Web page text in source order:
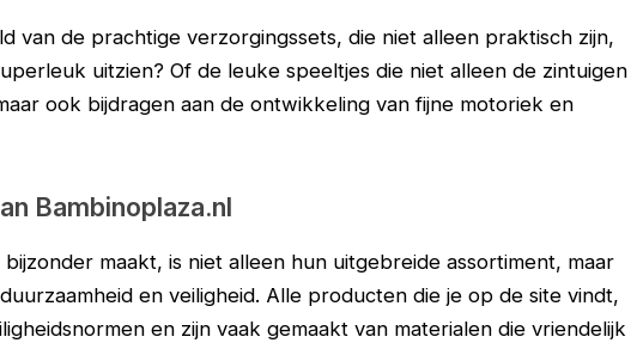
van de prachtige verzorgingssets, die niet alleen praktisch zijn,
uitzien? Of de leuke speeltjes die niet alleen de zintuigen
ook bijdragen aan de ontwikkeling van fijne motoriek en
Bambinoplaza.nl
bijzonder maakt, is niet alleen hun uitgebreide assortiment, maar
en veiligheid. Alle producten die je op de site vindt,
en zijn vaak gemaakt van materialen die vriendelijk